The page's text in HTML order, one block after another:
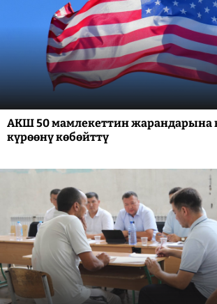
АКШ 50 мамлекеттин жарандарына
күрөөнү көбөйттү